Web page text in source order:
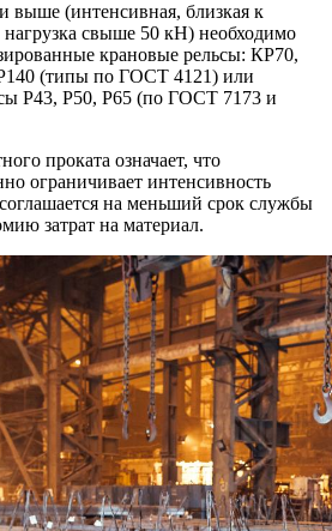
выше (интенсивная, близкая к
нагрузка свыше 50 кН) необходимо
крановые рельсы: КР70,
(типы по ГОСТ 4121) или
Р43, Р50, Р65 (по ГОСТ 7173 и
проката означает, что
ограничивает интенсивность
на меньший срок службы
затрат на материал.